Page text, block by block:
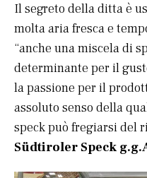
Il segreto della ditta è
molta aria fresca e
“anche una miscela di
determinante per il
la passione per il
assoluto senso della
speck può fregiarsi del
Südtiroler Speck